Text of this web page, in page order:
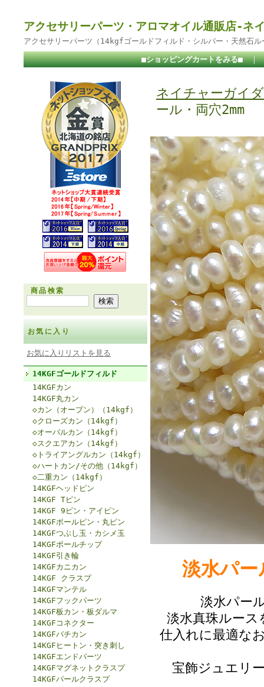
アクセサリーパーツ・アロマオイル通販店-ネ
アクセサリーパーツ（14kgfゴールドフィルド・シルバー・天然石
■ショッピングカートをみる■ ｜
商品検索
お気に入り
お気に入りリストを見る
14KGFゴールドフィルド
14KGFカン
14KGF丸カン
◇カン（オープン）（14kgf）
◇クローズカン（14kgf）
◇オーバルカン（14kgf）
◇スクエアカン（14kgf）
◇トライアングルカン（14kgf）
◇ハートカン/その他（14kgf）
◇二重カン（14kgf）
14KGFヘッドピン
14KGF Tピン
14KGF 9ピン・アイピン
14KGFボールピン・丸ピン
14KGFつぶし玉・カシメ玉
14KGFボールチップ
14KGF引き輪
14KGFカニカン
14KGF クラスプ
14KGFマンテル
14KGFフックパーツ
14KGF板カン・板ダルマ
14KGFコネクター
14KGFバチカン
14KGFヒートン・突き刺し
14KGFエンドパーツ
14KGFマグネットクラスプ
14KGFパールクラスプ
ネイチャーガイ
ール・両穴2mm
淡水パー
淡水パー
淡水真珠ルー
仕入れに最適な
宝飾ジュエリ